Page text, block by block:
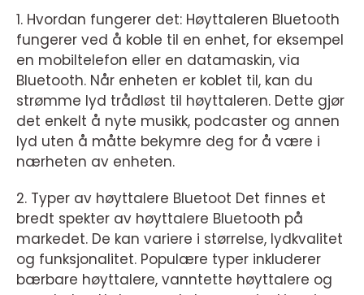
1. Hvordan fungerer det: Høyttaleren Bluetooth
fungerer ved å koble til en enhet, for eksempel
en mobiltelefon eller en datamaskin, via
Bluetooth. Når enheten er koblet til, kan du
strømme lyd trådløst til høyttaleren. Dette gjør
det enkelt å nyte musikk, podcaster og annen
lyd uten å måtte bekymre deg for å være i
nærheten av enheten.
2. Typer av høyttalere Bluetoot Det finnes et
bredt spekter av høyttalere Bluetooth på
markedet. De kan variere i størrelse, lydkvalitet
og funksjonalitet. Populære typer inkluderer
bærbare høyttalere, vanntette høyttalere og